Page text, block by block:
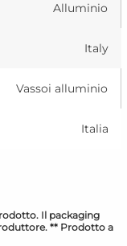
Alluminio
Italy
Vassoi alluminio
Italia
Il packaging
** Prodotto a